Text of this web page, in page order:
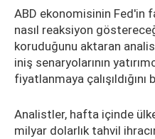
ABD ekonomisinin Fed'in
nasıl reaksiyon
koruduğunu aktaran
iniş senaryolarının
fiyatlanmaya çalışıldığını
Analistler, hafta içinde
milyar dolarlık tahvil